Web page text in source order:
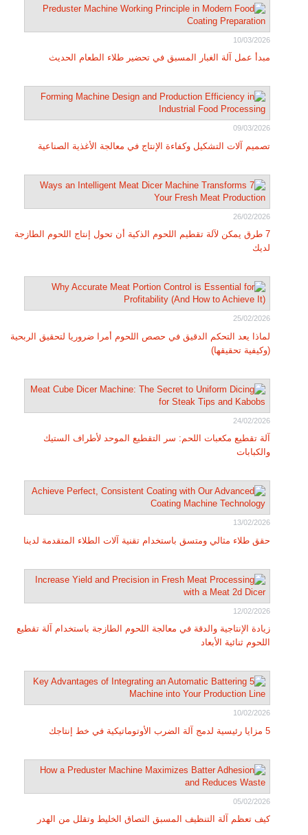
10/03/2026
مبدأ عمل آلة الغبار المسبق في تحضير طلاء الطعام الحديث
09/03/2026
تصميم آلات التشكيل وكفاءة الإنتاج في معالجة الأغذية الصناعية
26/02/2026
7 طرق يمكن لآلة تقطيم اللحوم الذكية أن تحول إنتاج اللحوم الطازجة
لديك
25/02/2026
لماذا يعد التحكم الدقيق في حصص اللحوم أمرا ضروريا لتحقيق الربحية
(وكيفية تحقيقها)
24/02/2026
آلة تقطيع مكعبات اللحم: سر التقطيع الموحد لأطراف الستيك
والكبابات
13/02/2026
حقق طلاء مثالي ومتسق باستخدام تقنية آلات الطلاء المتقدمة لدينا
12/02/2026
زيادة الإنتاجية والدقة في معالجة اللحوم الطازجة باستخدام آلة تقطيع
اللحوم ثنائية الأبعاد
10/02/2026
5 مزايا رئيسية لدمج آلة الضرب الأوتوماتيكية في خط إنتاجك
05/02/2026
كيف تعظم آلة التنظيف المسبق التصاق الخليط وتقلل من الهدر